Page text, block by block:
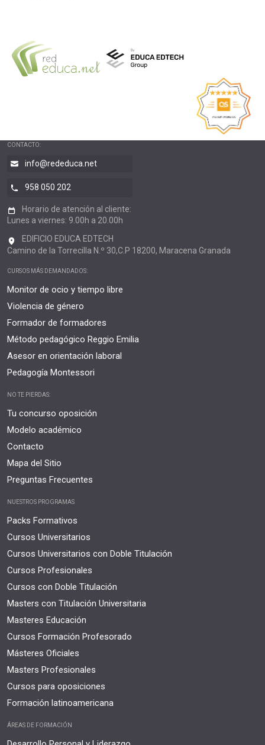
CONTACTO:
info@rededuca.net
958 050 202
Horario de atención al cliente:
Lunes a viernes: 9.00h a 20.00h
EDIFICIO EDUCA EDTECH
Camino de la Torrecilla N.º 30,C.P 18200, Maracena Granada
CURSOS MÁS DEMANDADOS:
Monitor de ocio y tiempo libre
Violencia de género
Formador de formadores
Método pedagógico Reggio Emilia
Asesor en orientación laboral
Pedagogía Montessori
NO TE PIERDAS:
Tu concurso oposición
Modelo académico
Contacto
Mapa del Sitio
Preguntas Frecuentes
NUESTROS PROGRAMAS
Packs Formativos
Cursos Universitarios
Cursos Universitarios con Doble Titulación
Cursos Profesionales
Cursos con Doble Titulación
Masters con Titulación Universitaria
Masteres Educación
Cursos Formación Profesorado
Másteres Oficiales
Masters Profesionales
Cursos para oposiciones
Formación latinoamericana
ÁREAS DE FORMACIÓN